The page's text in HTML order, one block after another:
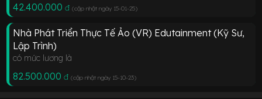
42.400.000 đ (cập nhật ngày 15-01-25)
Nhà Phát Triển Thực Tế Ảo (VR) Edutainment (Kỹ Sư,
Lập Trình)
có mức lương là
82.500.000 đ (cập nhật ngày 15-10-23)